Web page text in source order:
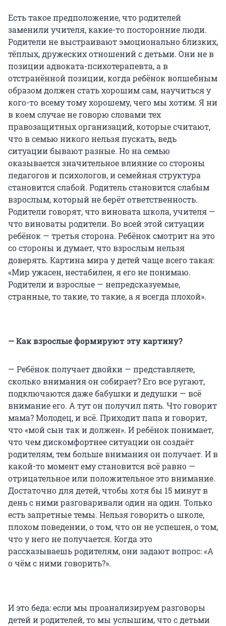
Есть такое предположение, что родителей
заменили учителя, какие-то посторонние люди.
Родители не выстраивают эмоционально близких,
тёплых, дружеских отношений с детьми. Они не в
позиции адвоката-психотерапевта, а в
отстранённой позиции, когда ребёнок волшебным
образом должен стать хорошим сам, научиться у
кого-то всему тому хорошему, чего мы хотим. Я ни
в коем случае не говорю словами тех
правозащитных организаций, которые считают,
что в семью никого нельзя пускать, ведь
ситуации бывают разные. Но на семью
оказывается значительное влияние со стороны
педагогов и психологов, и семейная структура
становится слабой. Родитель становится слабым
взрослым, который не берёт ответственность.
Родители говорят, что виновата школа, учителя —
что виноваты родители. Во всей этой ситуации
ребёнок — третья сторона. Ребёнок смотрит на это
со стороны и думает, что взрослым нельзя
доверять. Картина мира у детей чаще всего такая:
«Мир ужасен, нестабилен, я его не понимаю.
Родители и взрослые — непредсказуемые,
странные, то такие, то такие, а я всегда плохой».
— Как взрослые формируют эту картину?
— Ребёнок получает двойки — представляете,
сколько внимания он собирает? Его все ругают,
подключаются даже бабушки и дедушки — всё
внимание его. А тут он получил пять. Что говорит
мама? Молодец, и всё. Приходит папа и говорит,
что «мой сын так и должен». И ребёнок понимает,
что чем дискомфортнее ситуации он создаёт
родителям, тем больше внимания он получает. И в
какой-то момент ему становится всё равно —
отрицательное или положительное это внимание.
Достаточно для детей, чтобы хотя бы 15 минут в
день с ними разговаривали один на один. Только
есть запретные темы. Нельзя говорить о школе,
плохом поведении, о том, что он не успешен, о том,
что у него не получается. Когда это
рассказываешь родителям, они задают вопрос: «А
о чём с ними говорить?».
И это беда: если мы проанализируем разговоры
детей и родителей, то мы услышим, что с детьми